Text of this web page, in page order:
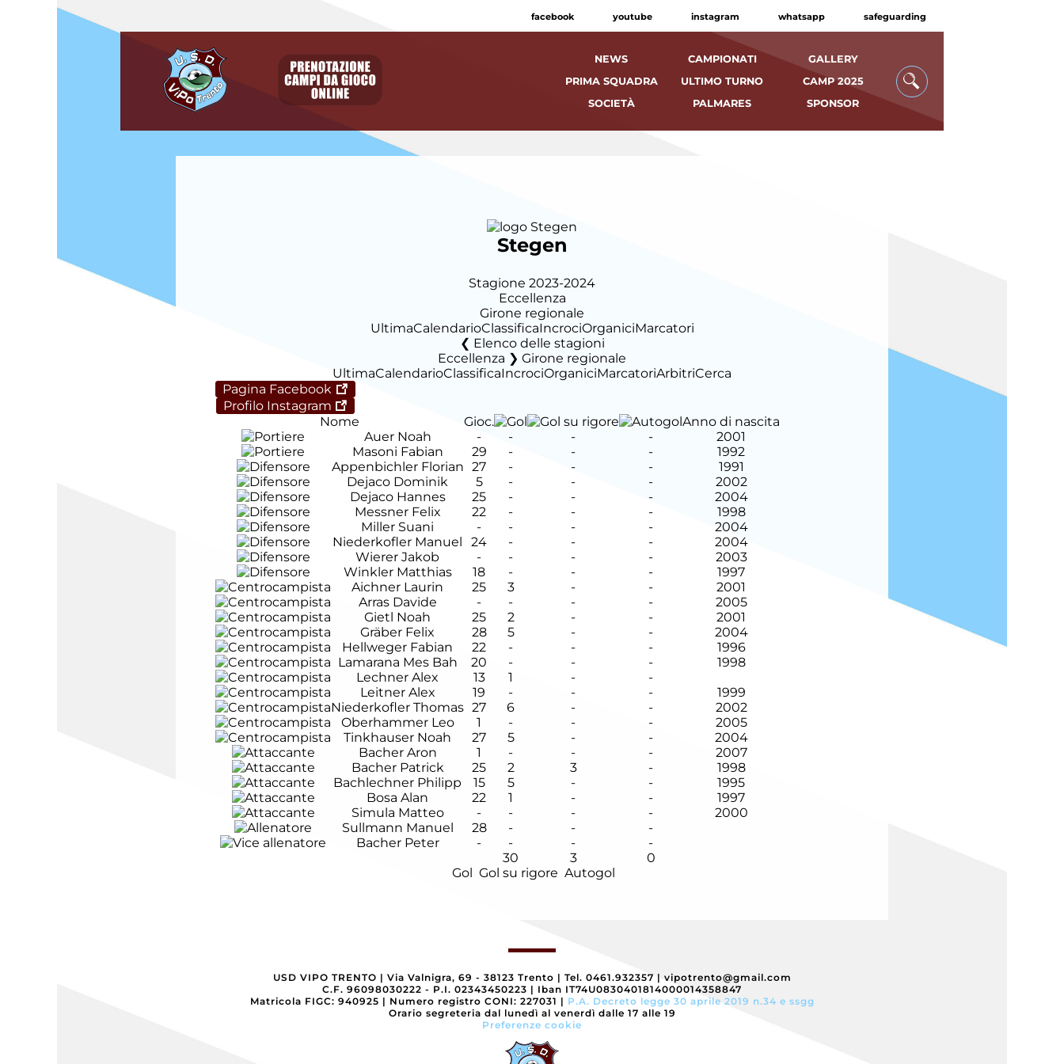
facebook youtube instagram whatsapp safeguarding
NEWS CAMPIONATI
GALLERY
PRIMA SQUADRA
ULTIMO TURNO
CAMP 2025
SOCIETÀ
PALMARES SPONSOR
Stegen
Stagione 2023-2024
Eccellenza
Girone regionale
UltimaCalendarioClassificaIncrociOrganiciMarcatori
Elenco delle stagioni
Eccellenza ❯ Girone regionale
UltimaCalendarioClassificaIncrociOrganiciMarcatoriArbitriCerca
Pagina Facebook
Profilo Instagram
Nome
Gioc.
Anno di nascita
Auer Noah
- - - -
2001
Masoni Fabian
29 - - -
1992
Appenbichler Florian 27 - - -
1991
Dejaco Dominik
5 - - -
2002
Dejaco Hannes
25 - - -
2004
Messner Felix
22 - - -
1998
Miller Suani
- - - -
2004
Niederkofler Manuel
24 - - -
2004
Wierer Jakob
- - - -
2003
Winkler Matthias
18 - - -
1997
Aichner Laurin
25 3 - -
2001
Arras Davide
- - - -
2005
Gietl Noah
25 2 - -
2001
Gräber Felix
28 5 - -
2004
Hellweger Fabian
22 - - -
1996
Lamarana Mes Bah
20 - - -
1998
Lechner Alex
13 1 -
-
Leitner Alex
19 - - -
1999
Niederkofler Thomas 27 6 - -
2002
Oberhammer Leo
1 - - -
2005
Tinkhauser Noah
27 5 - -
2004
Bacher Aron
1 - - -
2007
Bacher Patrick
25 2 3 -
1998
Bachlechner Philipp
15 5 - -
1995
Bosa Alan
22 1 - -
1997
Simula Matteo
- - - -
2000
Sullmann Manuel
28 - -
-
Bacher Peter
- - -
-
30
3
0
Gol Gol su rigore Autogol
USD VIPO TRENTO | Via Valnigra, 69 - 38123 Trento | Tel. 0461.932357 | vipotrento@gmail.com
C.F. 96098030222 - P.I. 02343450223 | Iban IT74U0830401814000014358847
Matricola FIGC: 940925 | Numero registro CONI: 227031 | P.A. Decreto legge 30 aprile 2019 n.34 e ssgg
Orario segreteria dal lunedì al venerdì dalle 17 alle 19
Preferenze cookie